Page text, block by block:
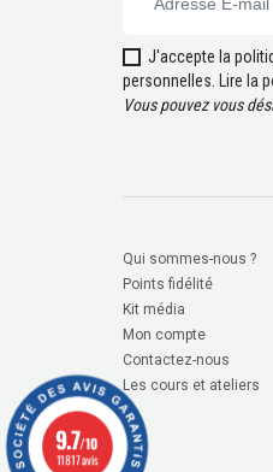
J'accepte la
personnelles. Lire la
Vous pouvez vous
Qui sommes-nous ?
Points fidélité
Kit média
Mon compte
Contactez-nous
Les cours et ateliers
9.7/10
11817 avis